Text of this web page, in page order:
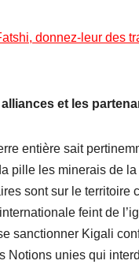
donnez-leur des
et les
entière sait
pille les minerais de
sont sur le territoire
feint de
sanctionner Kigali
Notions unies qui